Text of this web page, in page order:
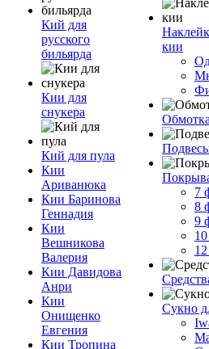
Кий для
русского
бильярда
Кии для
снукера
Кий для пула
Кии
Ариванюка
Кии Баринова
Геннадия
Кии
Вешникова
Валерия
Кии Давидова
Анри
Кии
Онищенко
Евгения
Кии Тропина
кии
7
8
9
Сукно